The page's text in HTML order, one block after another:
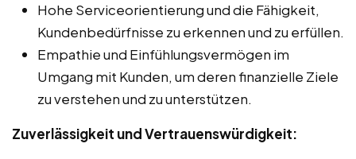
Hohe Serviceorientierung und die Fähigkeit,
Kundenbedürfnisse zu erkennen und zu erfüllen.
Empathie und Einfühlungsvermögen im
Umgang mit Kunden, um deren finanzielle Ziele
zu verstehen und zu unterstützen.
Zuverlässigkeit und Vertrauenswürdigkeit: